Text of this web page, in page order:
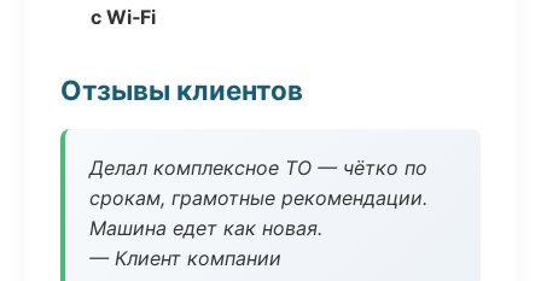
с Wi‑Fi
Отзывы клиентов
Делал комплексное ТО — чётко по
срокам, грамотные рекомендации.
Машина едет как новая.
— Клиент компании